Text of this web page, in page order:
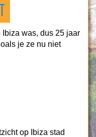
Ibiza was, dus 25 jaar
je ze nu niet
op Ibiza stad